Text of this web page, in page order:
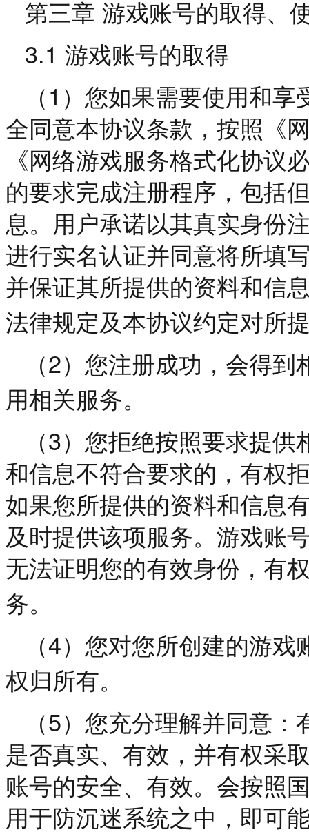
第三章 游戏账号的取得、
3.1 游戏账号的取得
（ 1 ）您如果需要使用和享
全同意本协议条款，按照《
《网络游戏服务格式化协议
的要求完成注册程序，包括
息。用户承诺以其真实身份
进行实名认证并同意将所填
并保证其所提供的资料和信
法律规定及本协议约定对所
（2）您注册成功，会得到
用相关服务。
（3）您拒绝按照要求提供
和信息不符合要求的，有权
如果您所提供的资料和信息
及时提供该项服务。游戏账
无法证明您的有效身份，有
务。
（4）您对您所创建的游戏
权归所有。
（5）您充分理解并同意：
是否真实、有效，并有权采
账号的安全、有效。会按照
用于防沉迷系统之中，即可